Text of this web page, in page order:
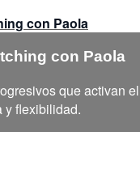
con Paola
con Paola
que activan
y flexibilidad.